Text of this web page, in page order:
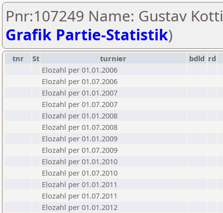
Pnr:107249 Name: Gustav
Grafik Partie-Statistik)
tnr St turnier bdld rd
Elozahl per 01.01.2006
Elozahl per 01.07.2006
Elozahl per 01.01.2007
Elozahl per 01.07.2007
Elozahl per 01.01.2008
Elozahl per 01.07.2008
Elozahl per 01.01.2009
Elozahl per 01.07.2009
Elozahl per 01.01.2010
Elozahl per 01.07.2010
Elozahl per 01.01.2011
Elozahl per 01.07.2011
Elozahl per 01.01.2012